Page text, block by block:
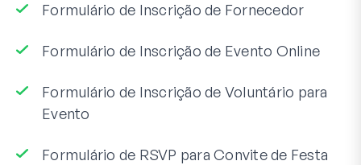
Formulário de Inscrição de Fornecedor
Formulário de Inscrição de Evento Online
Formulário de Inscrição de Voluntário para
Evento
Formulário de RSVP para Convite de Festa